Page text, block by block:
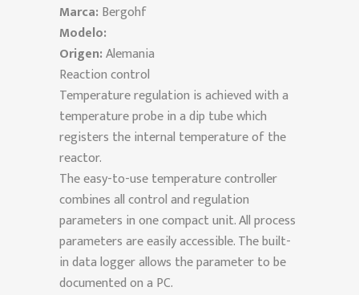
Marca: Bergohf
Modelo:
Origen:Alemania
Reaction control
Temperature regulation is achieved with a
temperature probe in a dip tube which
registers the internal temperature of the
reactor.
The easy-to-use temperature controller
combines all control and regulation
parameters in one compact unit. All process
parameters are easily accessible. The built-
in data logger allows the parameter to be
documented on a PC.